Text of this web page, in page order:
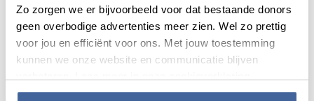
Zo zorgen we er bijvoorbeeld voor dat bestaande donors
geen overbodige advertenties meer zien. Wel zo prettig
voor jou en efficiënt voor ons. Met jouw toestemming
kunnen we onze website en communicatie blijven